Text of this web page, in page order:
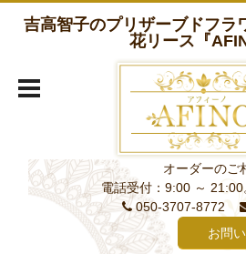
吉高智子のプリザーブドフラ
花リース『
オーダーのご
電話受付：9:00 ～
050-3707-8772
お問